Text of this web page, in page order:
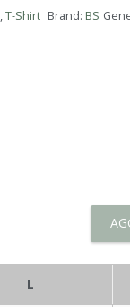
,T-Shirt Brand: BS
L